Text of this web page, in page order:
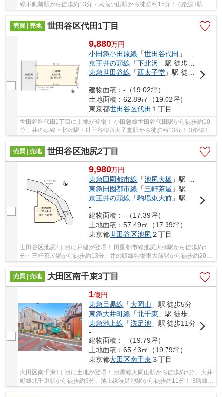
線不動前駅から徒歩約13分・武蔵小山駅から徒歩約15分！ 4路線3駅利
用可能な大変便利な立地に位置した物件です。 ...
売買 | 売地
世田谷区代田1丁目
9,880万円
小田急小田原線 「世田谷代田 」駅 徒歩10分
京王井の頭線 「下北沢 」駅 徒歩13分
東急世田谷線 「西太子堂 」駅 徒歩13分
-
建物面積：-（19.02坪）
土地面積：62.89㎡（19.02坪）
東京都世田谷区代田 １丁目
世田谷区代田1丁目に土地が登場！ 小田急線世田谷代田駅から徒歩約10
分、井の頭線下北沢駅・世田谷線西太子堂駅から徒歩約13分！ 3路線3駅
利用可能な大変便利な立地に位置した物件です...
売買 | 売地
世田谷区池尻2丁目
9,980万円
東急田園都市線 「池尻大橋 」駅 徒歩5分
東急田園都市線 「三軒茶屋 」駅 徒歩13分
京王井の頭線 「駒場東大前 」駅 徒歩20分
-
建物面積：-（17.39坪）
土地面積：57.49㎡（17.39坪）
東京都世田谷区池尻２丁目
世田谷区池尻2丁目に戸建が登場！ 田園都市線池尻大橋駅から徒歩約5
分・三軒茶屋駅から徒歩約13分、井の頭線駒場東大前駅から徒歩約20
分！ 3路線3駅利用可能な大変便利な立地に位置し...
売買 | 売地
大田区南千束3丁目
1億円
東急目黒線 「大岡山 」駅 徒歩5分
東急大井町線 「北千束 」駅 徒歩9分
東急池上線 「洗足池 」駅 徒歩11分
-
建物面積：-（19.79坪）
土地面積：65.43㎡（19.79坪）
東京都大田区南千束３丁目
大田区南千束3丁目に土地が登場！ 目黒線大岡山駅から徒歩約5分、大井
町線北千束駅から徒歩約9分、池上線洗足池駅から徒歩約11分！ 3路線3